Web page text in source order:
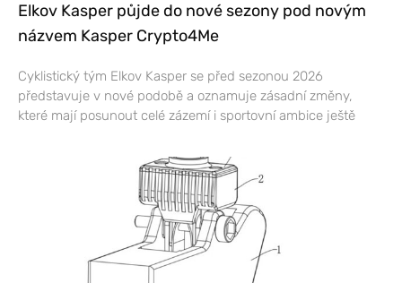
Elkov Kasper půjde do nové sezony pod novým
názvem Kasper Crypto4Me
Cyklistický tým Elkov Kasper se před sezonou 2026
představuje v nové podobě a oznamuje zásadní změny,
které mají posunout celé zázemí i sportovní ambice ještě